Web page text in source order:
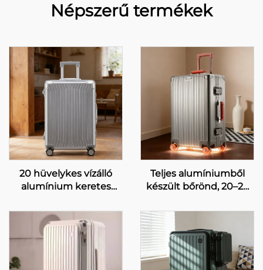
Népszerű termékek
20 hüvelykes vízálló
alumínium keretes
és tartós
kézibagázsként
használható,
biztonságos jelszózárral
ellátva utazáshoz
Teljes alumíniumből
készült bőrönd, 20–28
jelszavas tolókocsis
bőrönd, forgókerékkel
(spinner), nagy
űrtartalmú, szabadidős
utazásra, bőrből készült